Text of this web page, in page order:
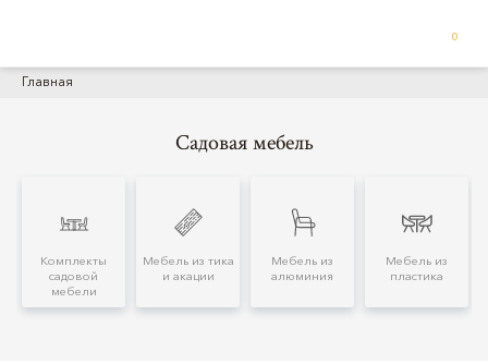
0
Главная
Садовая мебель
Комплекты
садовой
мебели
Мебель из тика
и акации
Мебель из
алюминия
Мебель из
пластика